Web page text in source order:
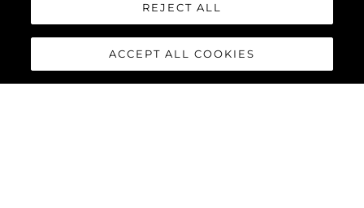
REJECT ALL
ACCEPT ALL COOKIES